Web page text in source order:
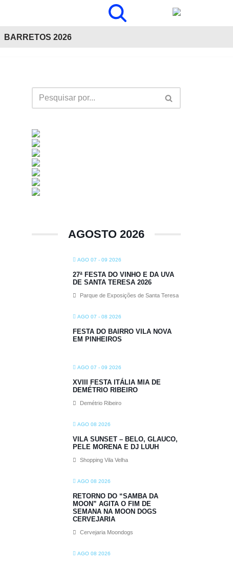
BARRETOS 2026
AGOSTO 2026
AGO 07 - 09 2026
27ª FESTA DO VINHO E DA UVA
DE SANTA TERESA 2026
Parque de Exposições de Santa Teresa
AGO 07 - 08 2026
FESTA DO BAIRRO VILA NOVA
EM PINHEIROS
AGO 07 - 09 2026
XVIII FESTA ITÁLIA MIA DE
DEMÉTRIO RIBEIRO
Demétrio Ribeiro
AGO 08 2026
VILA SUNSET – BELO, GLAUCO,
PELE MORENA E DJ LUUH
Shopping Vila Velha
AGO 08 2026
RETORNO DO “SAMBA DA
MOON” AGITA O FIM DE
SEMANA NA MOON DOGS
CERVEJARIA
Cervejaria Moondogs
AGO 08 2026